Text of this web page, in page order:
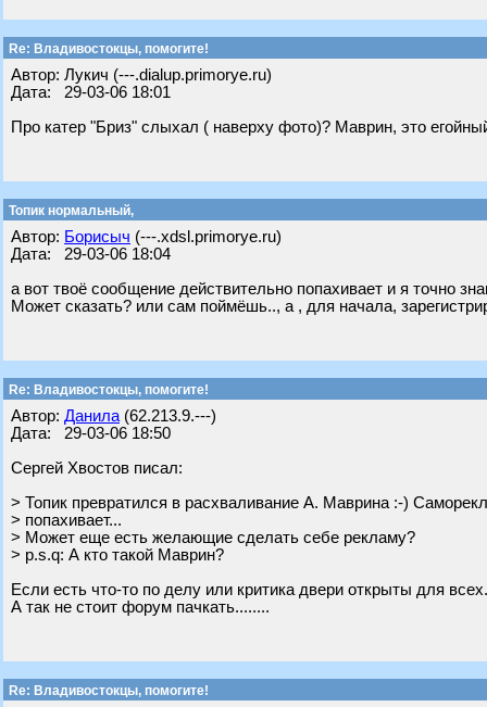
Re: Владивостокцы, помогите!
Автор: Лукич (---.dialup.primorye.ru)
Дата: 29-03-06 18:01
Про катер "Бриз" слыхал ( наверху фото)? Маврин, это
Топик нормальный,
Автор: Борисыч (---.xdsl.primorye.ru)
Дата: 29-03-06 18:04
а вот твоё сообщение действительно попахивает и я точно
Может сказать? или сам поймёшь.., а , для начала,
Re: Владивостокцы, помогите!
Автор: Данила (62.213.9.---)
Дата: 29-03-06 18:50
Сергей Хвостов писал:
> Топик превратился в расхваливание А. Маврина :-)
> попахивает...
> Может еще есть желающие сделать себе рекламу?
> p.s.q: А кто такой Маврин?
Если есть что-то по делу или критика двери открыты для
А так не стоит форум пачкать........
Re: Владивостокцы, помогите!